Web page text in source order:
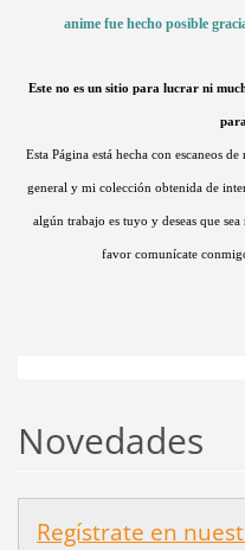
anime fue hecho posible
Este no es un sitio para lucrar ni
Esta Página está hecha con escaneos
general y mi colección obtenida de
algún trabajo es tuyo y deseas que
favor comunícate
Novedades
Regístrate en